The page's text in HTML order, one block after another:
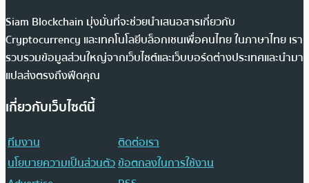
Siam Blockchain มุ่งมั่นที่จะช่วยนำเสนอสารเกี่ยวกับ
Cryptocurrency และเทคโนโลยีบล็อกเชนเพื่อคนไทย ในภาษาไทย เรา
รวบรวมข้อมูลส่วนใหญ่จากเว็บไซต์และเว็บบอร์ดต่างประเทศและนำมา
แปลส่งตรงถึงฟีดคุณ
เกี่ยวกับเว็บไซต์นี้
ทีมงาน
ติดต่อเรา
นโยบายความเป็นส่วนตัวข้อตกลงในการใช้งาน